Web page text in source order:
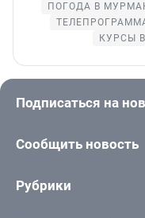
ПОГОДА В
КУРСЫ
Подписаться на
Сообщить новость
Рубрики